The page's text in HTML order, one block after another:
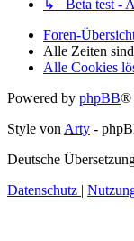
↳ Beta test -
Foren-
Alle Zeiten sind
Alle Cookies
Powered by phpBB®
Style von Arty -
Deutsche
Datenschutz |